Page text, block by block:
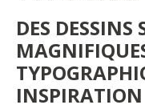
DES DESSINS
INSPIRATION